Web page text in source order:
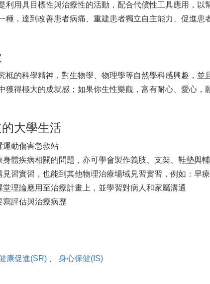
利用具目標性與治療性的活動，配合代償性工具應用，以
種，達到改善患者病痛、重建患者獨立自主能力、促進患
柢的科學精神，對生物學、物理學等自然學科感興趣，
獲得極大的成就感；如果你生性樂觀，富有耐心、愛心，
大學生活
運動傷害急救站
身體疾病相關的問題，亦可學會製作義肢、支架、鞋墊與
見習實習，也能到其他物理治療場域見習實習，例如：早
堂理論應用至治療計畫上，並學習對病人和家屬溝通
寫評估與治療病歷
康促進(SR) 、 身心保健(IS)